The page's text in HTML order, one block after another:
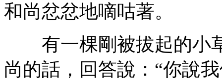
和尚忿忿地嘀咕著。
有一棵剛被拔起的小
尚的話，回答說：“你說